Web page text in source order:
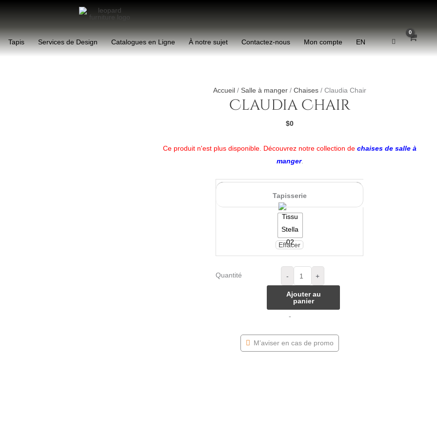
Tapis Services de Design Catalogues en Ligne À notre sujet Contactez-nous Mon compte EN
Accueil / Salle à manger /Chaises / Claudia Chair
Claudia Chair
$0
Ce produit n'est plus disponible. Découvrez notre collection de chaises de salle à
manger.
Tapisserie
Effacer
Quantité -
de
Claudia
+
Ajouter au
panier
-
M’aviser en cas de promo